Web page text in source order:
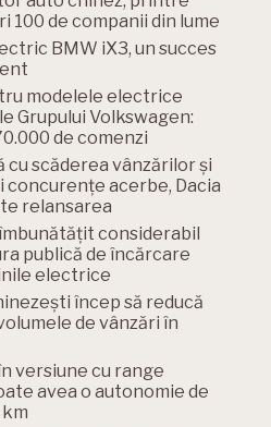
100 de companii din lume
BMW iX3, un succes
modelele electrice
Grupului Volkswagen:
de comenzi
scăderea vânzărilor și
concurențe acerbe, Dacia
relansarea
considerabil
publică de încărcare
electrice
încep să reducă
de vânzări în
versiune cu range
avea o autonomie de